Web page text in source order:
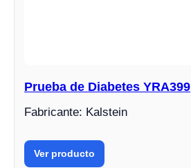
Prueba de Diabetes YRA399
Fabricante: Kalstein
Ver producto